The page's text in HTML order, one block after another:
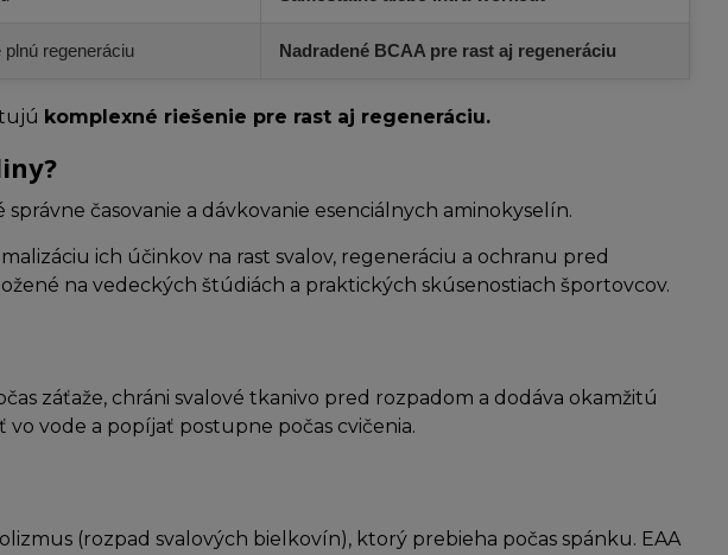
regeneráciu Nadradené BCAA pre rast aj regeneráciu
komplexné riešenie pre rast aj regeneráciu.
časovanie a dávkovanie esenciálnych aminokyselín.
ich účinkov na rast svalov, regeneráciu a ochranu pred
na vedeckých štúdiách a praktických skúsenostiach športovcov.
záťaže, chráni svalové tkanivo pred rozpadom a dodáva okamžitú
vode a popíjať postupne počas cvičenia.
(rozpad svalových bielkovín), ktorý prebieha počas spánku. EAA